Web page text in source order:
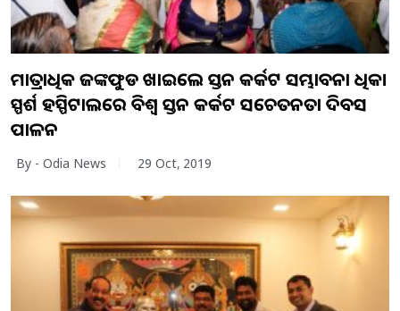
ମାତ୍ରାଧିକ ଜଙ୍କଫୁଡ ଖାଇଲେ ସ୍ତନ କର୍କଟ ସମ୍ଭାବନା ଅଧିକ।
ସ୍ପର୍ଶ ହସ୍ପିଟାଲରେ ବିଶ୍ୱ ସ୍ତନ କର୍କଟ ସଚେତନତା ଦିବସ
ପାଳନ
By - Odia News 29 Oct, 2019